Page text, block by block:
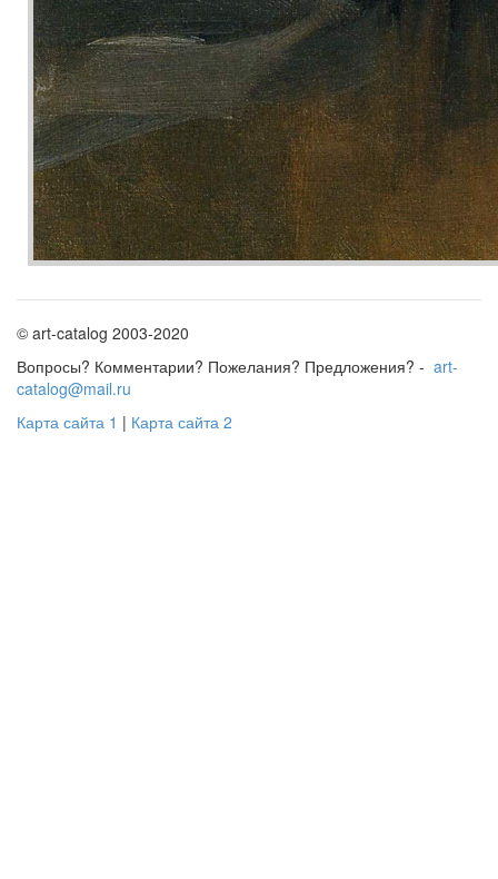
© art-catalog 2003-2020
Вопросы? Комментарии? Пожелания? Предложения? - art-
catalog@mail.ru
Карта сайта 1 | Карта сайта 2